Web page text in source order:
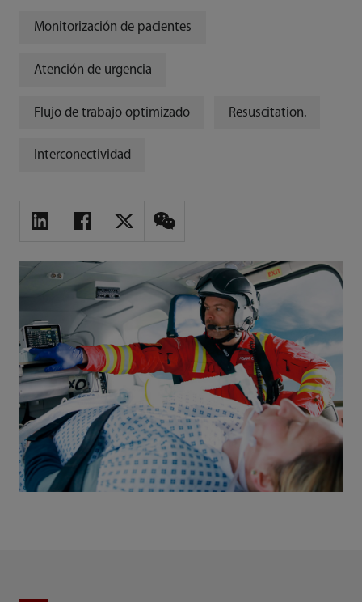
Monitorización de pacientes
Atención de urgencia
Flujo de trabajo optimizado Resuscitation.
Interconectividad